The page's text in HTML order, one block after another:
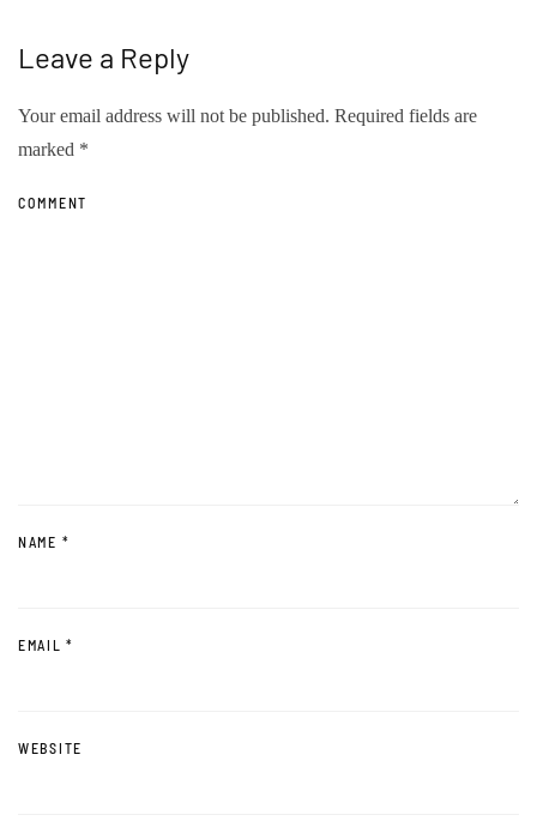
Leave a Reply
Your email address will not be published. Required fields are
marked *
COMMENT
NAME *
EMAIL*
WEBSITE